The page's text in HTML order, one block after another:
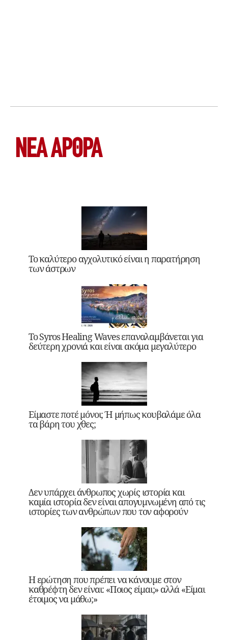
ΝΕΑ ΆΡΘΡΑ
Το καλύτερο αγχολυτικό είναι η παρατήρηση
των άστρων
Το Syros Healing Waves επαναλαμβάνεται για
δεύτερη χρονιά και είναι ακόμα μεγαλύτερο
Είμαστε ποτέ μόνοι; Ή μήπως κουβαλάμε όλα
τα βάρη του χθες;
Δεν υπάρχει άνθρωπος χωρίς ιστορία και
καμία ιστορία δεν είναι απογυμνωμένη από τις
ιστορίες των ανθρώπων που τον αφορούν
Η ερώτηση που πρέπει να κάνουμε στον
καθρέφτη δεν είναι: «Ποιος είμαι;» αλλά «Είμαι
έτοιμος να μάθω;»